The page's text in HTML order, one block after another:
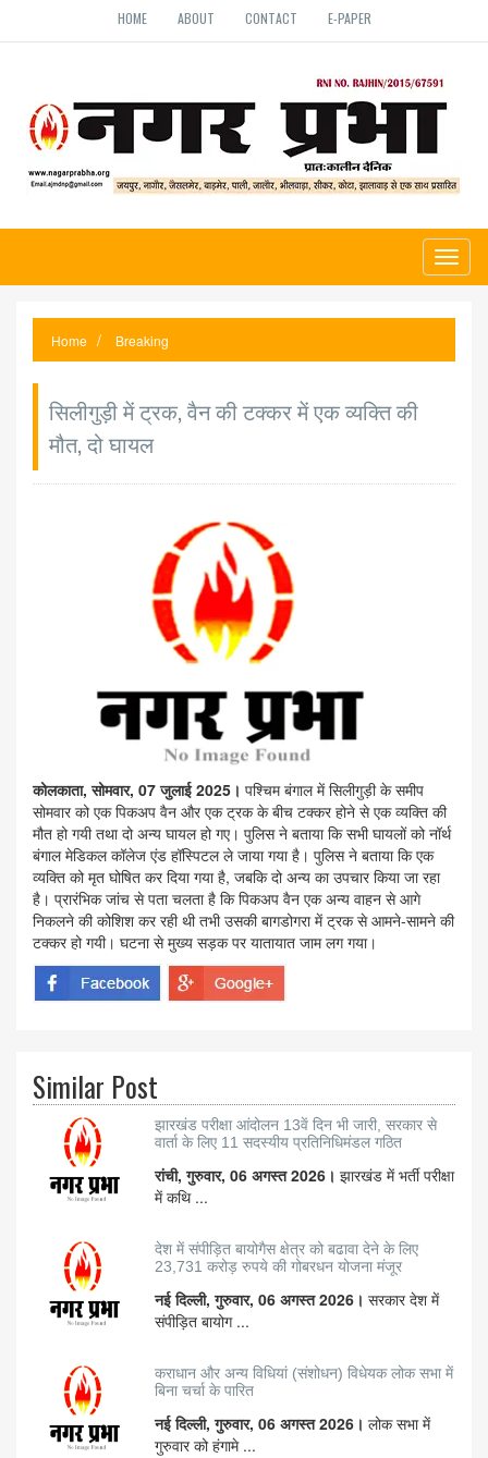
HOME ABOUT CONTACT E-PAPER
Home Breaking
सिलीगुड़ी में ट्रक, वैन की टक्कर में एक व्यक्ति की
मौत, दो घायल
कोलकाता, सोमवार, 07 जुलाई 2025। पश्चिम बंगाल में सिलीगुड़ी के समीप
सोमवार को एक पिकअप वैन और एक ट्रक के बीच टक्कर होने से एक व्यक्ति की
मौत हो गयी तथा दो अन्य घायल हो गए। पुलिस ने बताया कि सभी घायलों को नॉर्थ
बंगाल मेडिकल कॉलेज एंड हॉस्पिटल ले जाया गया है। पुलिस ने बताया कि एक
व्यक्ति को मृत घोषित कर दिया गया है, जबकि दो अन्य का उपचार किया जा रहा
है। प्रारंभिक जांच से पता चलता है कि पिकअप वैन एक अन्य वाहन से आगे
निकलने की कोशिश कर रही थी तभी उसकी बागडोगरा में ट्रक से आमने-सामने की
टक्कर हो गयी। घटना से मुख्य सड़क पर यातायात जाम लग गया।
Similar Post
झारखंड परीक्षा आंदोलन 13वें दिन भी जारी, सरकार से
वार्ता के लिए 11 सदस्यीय प्रतिनिधिमंडल गठित
रांची, गुरुवार, 06 अगस्त 2026। झारखंड में भर्ती परीक्षा
में कथि ...
देश में संपीड़ित बायोगैस क्षेत्र को बढावा देने के लिए
23,731 करोड़ रुपये की गोबरधन योजना मंजूर
नई दिल्ली, गुरुवार, 06 अगस्त 2026। सरकार देश में
संपीड़ित बायोग ...
कराधान और अन्य विधियां (संशोधन) विधेयक लोक सभा में
बिना चर्चा के पारित
नई दिल्ली, गुरुवार, 06 अगस्त 2026। लोक सभा में
गुरुवार को हंगामे ...